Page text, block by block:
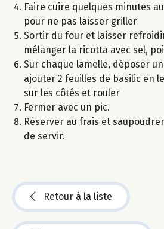
Faire cuire quelques minutes
pour ne pas laisser griller
Sortir du four et laisser
mélanger la ricotta avec sel,
Sur chaque lamelle, déposer
ajouter 2 feuilles de basilic en
sur les côtés et rouler
Fermer avec un pic.
Réserver au frais et
de servir.
Retour à la liste